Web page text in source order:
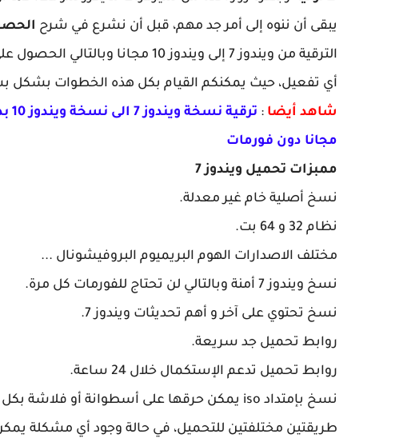
يبقى أن ننوه إلى أمر جد مهم، قبل أن نشرع في شرح الحصول
أي تفعيل، حيث يمكنكم القيام بكل هذه الخطوات بشكل
شاهد أيضا :
مجانا دون فورمات
ممبزات تحميل ويندوز 7
نسخ أصلية خام غير معدلة.
نظام 32 و 64 بت.
مختلف الاصدارات الهوم البريميوم البروفيشونال ...
نسخ ويندوز 7 أمنة وبالتالي لن تحتاج للفورمات كل مرة.
نسخ تحتوي على آخر و أهم تحديثات ويندوز 7.
روابط تحميل جد سريعة.
روابط تحميل تدعم الإستكمال خلال 24 ساعة.
نسخ بإمتداد iso يمكن حرقها على أسطوانة أو فلاشة بكل سهولة.
طريقتين مختلفتين للتحميل، في حالة وجود أي مشكلة